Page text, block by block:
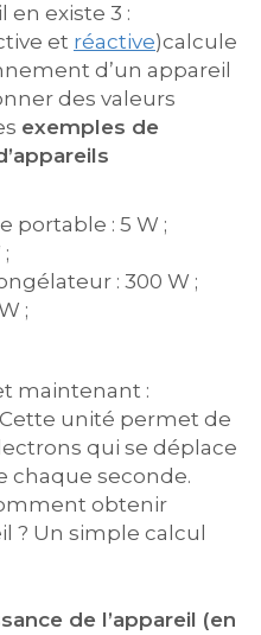
en existe 3 :
et réactive)calcule
d’un appareil
des valeurs
exemples de
portable : 5 W ;
: 300 W ;
;
maintenant :
Cette unité permet de
qui se déplace
chaque seconde.
obtenir
? Un simple calcul
de l’appareil (en